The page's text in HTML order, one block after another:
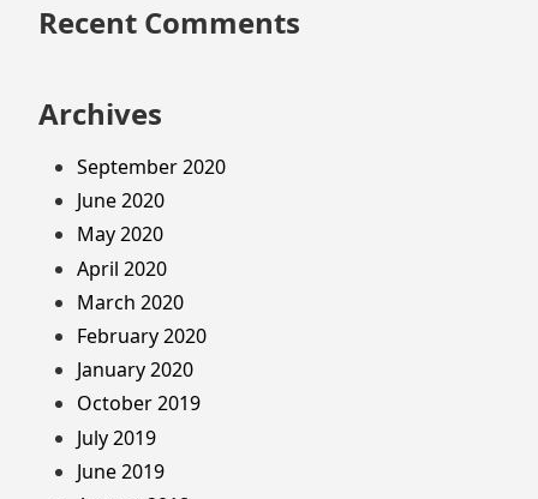
Recent Comments
Archives
September 2020
June 2020
May 2020
April 2020
March 2020
February 2020
January 2020
October 2019
July 2019
June 2019